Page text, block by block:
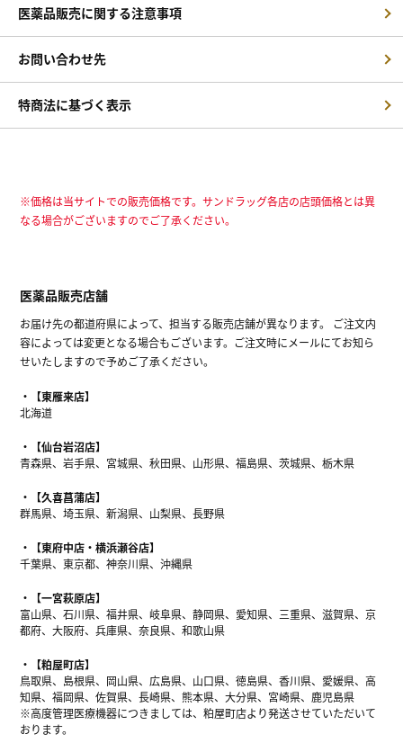
医薬品販売に関する注意事項
お問い合わせ先
特商法に基づく表示
※価格は当サイトでの販売価格です。サンドラッグ各店の店頭価格とは異
なる場合がございますのでご了承ください。
医薬品販売店舗
お届け先の都道府県によって、担当する販売店舗が異なります。 ご注文内
容によっては変更となる場合もございます。ご注文時にメールにてお知ら
せいたしますので予めご了承ください。
【東雁来店】
北海道
【仙台岩沼店】
青森県、岩手県、宮城県、秋田県、山形県、福島県、茨城県、栃木県
【久喜菖蒲店】
群馬県、埼玉県、新潟県、山梨県、長野県
【東府中店・横浜瀬谷店】
千葉県、東京都、神奈川県、沖縄県
【一宮萩原店】
富山県、石川県、福井県、岐阜県、静岡県、愛知県、三重県、滋賀県、京
都府、大阪府、兵庫県、奈良県、和歌山県
【粕屋町店】
鳥取県、島根県、岡山県、広島県、山口県、徳島県、香川県、愛媛県、高
知県、福岡県、佐賀県、長崎県、熊本県、大分県、宮崎県、鹿児島県
※高度管理医療機器につきましては、粕屋町店より発送させていただいて
おります。